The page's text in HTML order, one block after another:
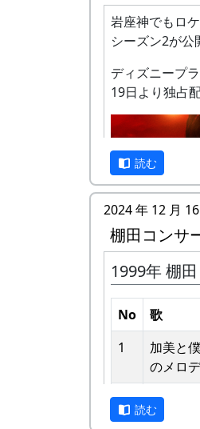
私達メシポン
たしてきた「
クソングシン
審査員の方が
表彰されまし
私達は、この
美の里へ～」
ことができま
の卵、半年分
田んぼの真ん
り、バンドメ
としてたら、
ましがられた
岩座神でもロ
シーズン2が公
ディズニープ
19日より独占
予告編
読む
2024 年 12 月
棚田コンサ
1999年 棚
No 歌
1
加美と
のメロ
2 歌おうみ
読む